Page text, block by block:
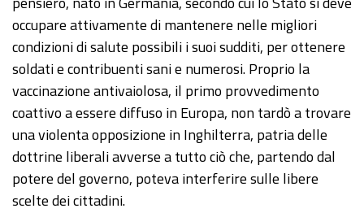
occupare attivamente di mantenere nelle migliori
condizioni di salute possibili i suoi sudditi, per ottenere
soldati e contribuenti sani e numerosi. Proprio la
vaccinazione antivaiolosa, il primo provvedimento
coattivo a essere diffuso in Europa, non tardò a trovare
una violenta opposizione in Inghilterra, patria delle
dottrine liberali avverse a tutto ciò che, partendo dal
potere del governo, poteva interferire sulle libere
scelte dei cittadini.